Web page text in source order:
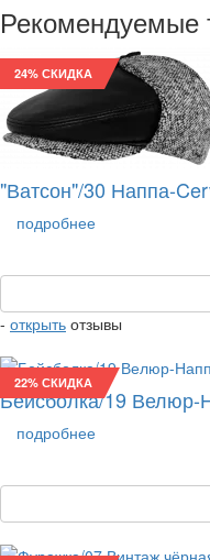
Рекомендуемые
24% СКИДКА
"Ватсон"/30 Наппа-
подробнее
- открыть отзывы
22% СКИДКА
Бейсболка/19 Велюр-
подробнее